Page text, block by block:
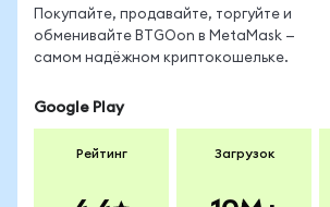
Покупайте, продавайте, торгуйте и
обменивайте BTGOon в MetaMask —
самом надёжном криптокошельке.
Google Play
Рейтинг Загрузок